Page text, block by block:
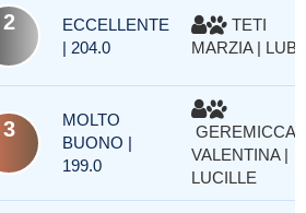
2
ECCELLENTE
| 204.0
TETI
MARZIA |
3
MOLTO
BUONO |
199.0
GEREMICCA
VALENTINA |
LUCILLE